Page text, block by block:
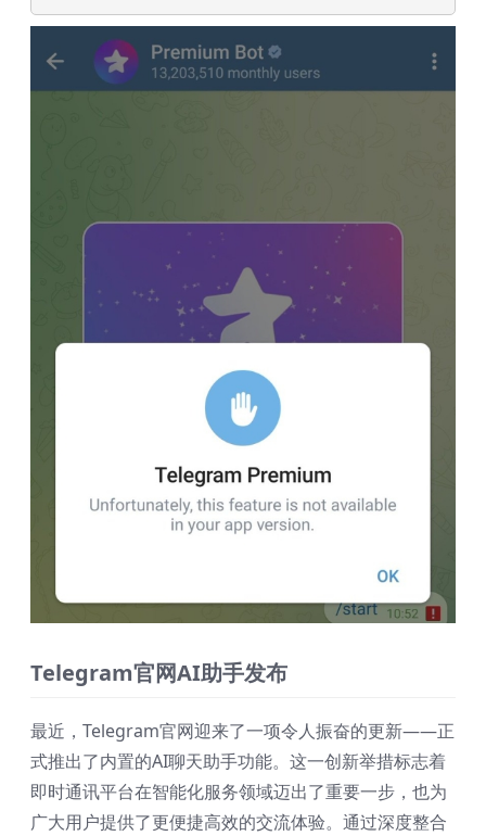
Telegram官网AI助手发布
最近，Telegram官网迎来了一项令人振奋的更新——正
式推出了内置的AI聊天助手功能。这一创新举措标志着
即时通讯平台在智能化服务领域迈出了重要一步，也为
广大用户提供了更便捷高效的交流体验。通过深度整合